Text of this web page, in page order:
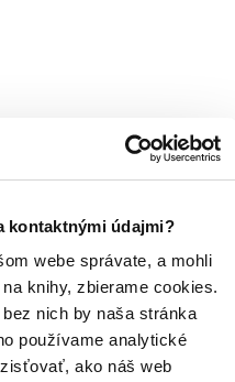
kontaktnými údajmi?
webe správate, a mohli
knihy, zbierame cookies.
nich by naša stránka
používame analytické
ako náš web